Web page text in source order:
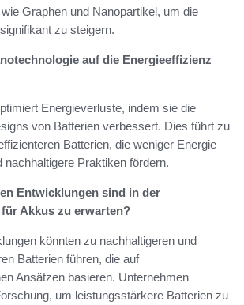
Graphen und Nanopartikel, um die
zu steigern.
auf die Energieeffizienz
Energieverluste, indem sie die
von Batterien verbessert. Dies führt zu
Batterien, die weniger Energie
nachhaltigere Praktiken fördern.
Entwicklungen sind in der
Akkus zu erwarten?
könnten zu nachhaltigeren und
Batterien führen, die auf
Ansätzen basieren. Unternehmen
um leistungsstärkere Batterien zu